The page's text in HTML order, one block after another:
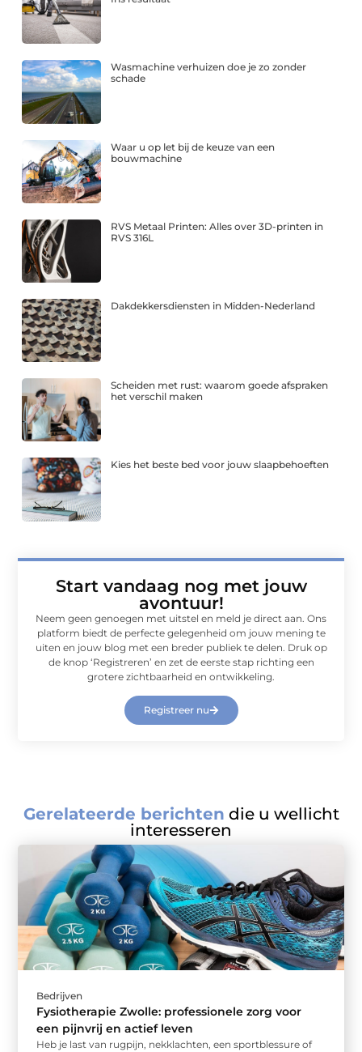
Wasmachine verhuizen doe je zo zonder
schade
Waar u op let bij de keuze van een
bouwmachine
RVS Metaal Printen: Alles over 3D-printen in
RVS 316L
Dakdekkersdiensten in Midden-Nederland
Scheiden met rust: waarom goede afspraken
het verschil maken
Kies het beste bed voor jouw slaapbehoeften
Start vandaag nog met jouw
avontuur!
Neem geen genoegen met uitstel en meld je direct aan. Ons
platform biedt de perfecte gelegenheid om jouw mening te
uiten en jouw blog met een breder publiek te delen. Druk op
de knop ‘Registreren’ en zet de eerste stap richting een
grotere zichtbaarheid en ontwikkeling.
Registreer nu
Gerelateerde berichten die u wellicht
interesseren
Bedrijven
Fysiotherapie Zwolle: professionele zorg voor
een pijnvrij en actief leven
Heb je last van rugpijn, nekklachten, een sportblessure of